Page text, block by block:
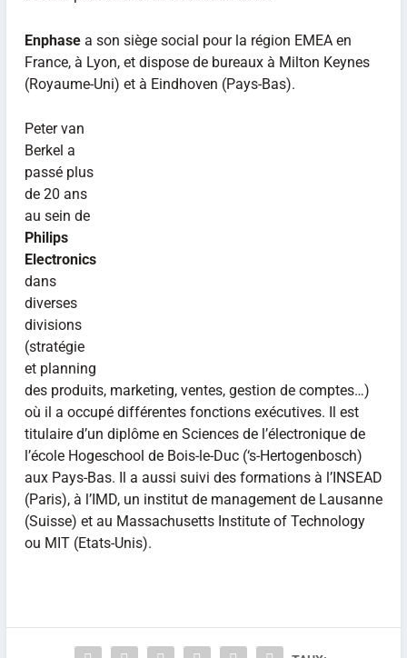
Enphasea son siège social pour la région EMEA en
France, à Lyon, et dispose de bureaux à Milton Keynes
(Royaume-Uni) et à Eindhoven (Pays-Bas).
Peter van
Berkel a
passé plus
de 20 ans
au sein de
Philips
Electronics
dans
diverses
divisions
(stratégie
et planning
des produits, marketing, ventes, gestion de comptes…)
où il a occupé différentes fonctions exécutives. Il est
titulaire d’un diplôme en Sciences de l’électronique de
l’école Hogeschool de Bois-le-Duc (‘s-Hertogenbosch)
aux Pays-Bas. Il a aussi suivi des formations à l’INSEAD
(Paris), à l’IMD, un institut de management de Lausanne
(Suisse) et au Massachusetts Institute of Technology
ou MIT (Etats-Unis).